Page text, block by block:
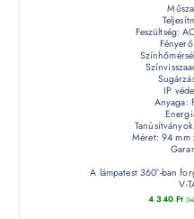
Feszültség:
IP
Anyaga:
Méret: 94 mm
A lámpatest 360°-ban
V-
4 340 Ft